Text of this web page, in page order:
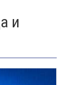
и